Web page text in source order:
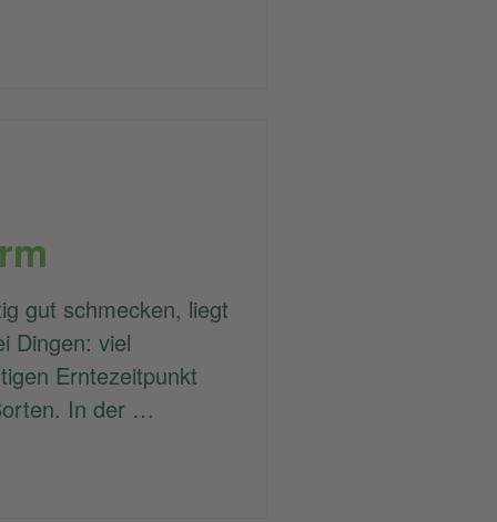
gut schmecken, liegt
Dingen: viel
Erntezeitpunkt
In der …